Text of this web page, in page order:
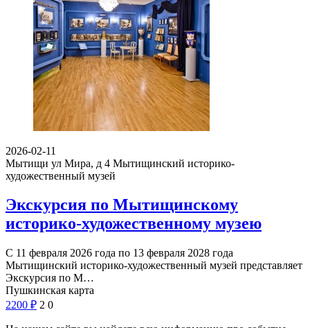
2026-02-11
Мытищи ул Мира, д 4 Мытищинский историко-
художественный музей
Экскурсия по Мытищинскому
историко-художественному музею
С 11 февраля 2026 года по 13 февраля 2028 года
Мытищинский историко-художественный музей представляет
Экскурсия по М…
Пушкинская карта
2200 ₽ 2 0